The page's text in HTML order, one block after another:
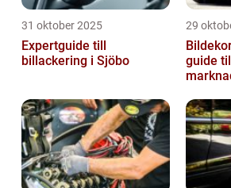
31 oktober 2025
Expertguide till
billackering i Sjöbo
29
guide